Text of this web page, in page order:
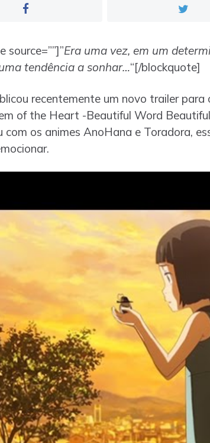
source=””]”Era uma vez, em um
tendência a sonhar…“[/blockquote]
recentemente um novo trailer para
of the Heart -Beautiful Word
com os animes AnoHana e Toradora,